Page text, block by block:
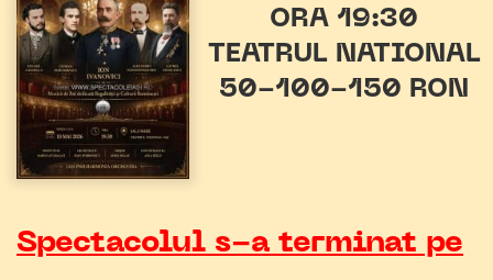
ORA 19:30
TEATRUL NATIONAL
50-100-150 RON
Spectacolul s-a terminat pe